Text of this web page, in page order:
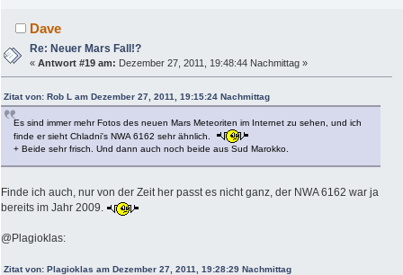
Dave
Re: Neuer Mars Fall!?
«Antwort #19 am: Dezember 27, 2011, 19:48:44 Nachmittag »
Zitat von: Rob L am Dezember 27, 2011, 19:15:24 Nachmittag
Es sind immer mehr Fotos des neuen Mars Meteoriten im Internet zu sehen, und ich
finde er sieht Chladni's NWA 6162 sehr ähnlich.
+ Beide sehr frisch. Und dann auch noch beide aus Sud Marokko.
Finde ich auch, nur von der Zeit her passt es nicht ganz, der NWA 6162 war ja
bereits im Jahr 2009.
@Plagioklas:
Zitat von: Plagioklas am Dezember 27, 2011, 19:28:29 Nachmittag